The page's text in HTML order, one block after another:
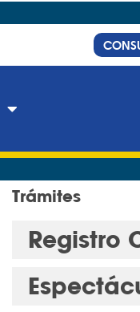
Trámites
Registro